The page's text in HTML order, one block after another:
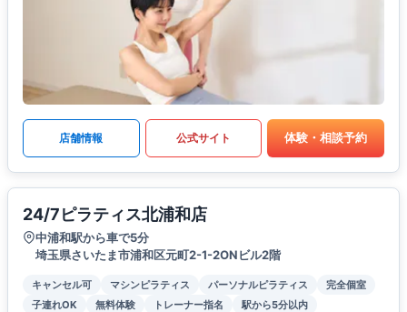
店舗情報 公式サイト 体験・相談予約
24/7ピラティス北浦和店
中浦和駅から車で5分
埼玉県さいたま市浦和区元町2-1-2ONビル2階
キャンセル可 マシンピラティス パーソナルピラティス
完全個室
子連れOK
無料体験 トレーナー指名 駅から5分以内